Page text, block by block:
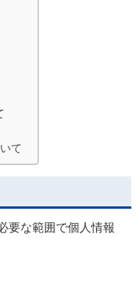
て
要な範囲で個人情報